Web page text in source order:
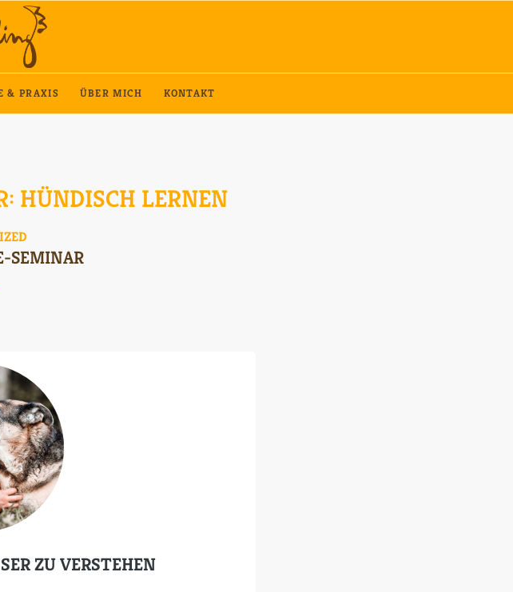
& PRAXIS ÜBER MICH KONTAKT
HÜNDISCH LERNEN
SEMINAR
ZU VERSTEHEN